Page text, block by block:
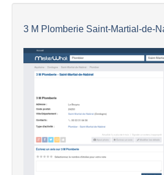
3 M Plomberie Saint-Martial-de-